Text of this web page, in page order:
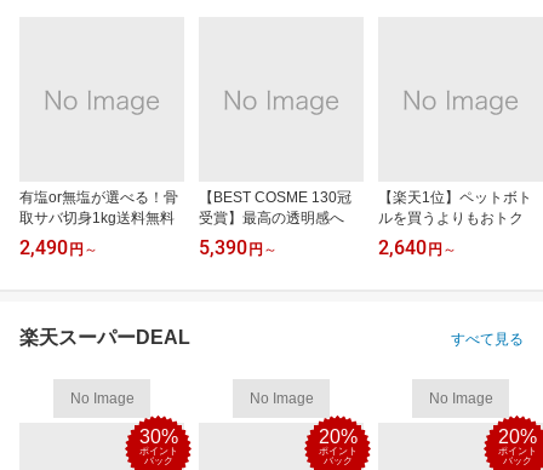
有塩or無塩が選べる！骨
取サバ切身1kg送料無料
2,490 円 ～
【BEST COSME 130冠
受賞】最高の透明感へ
5,390 円 ～
【楽天1位】ペットボト
ルを買うよりもおトク
2,640 円 ～
楽天スーパーDEAL すべて見る
No Image
30%
ポイント
バック
No Image
20%
ポイント
バック
No Image
20%
ポイント
バック